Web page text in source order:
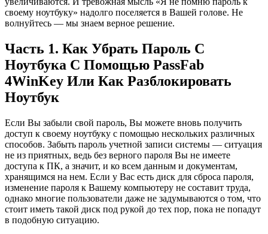
своему ноутбуку» надолго поселяется в Вашей голове. Не
волнуйтесь — мы знаем верное решение.
Часть 1. Как Убрать Пароль С
Ноутбука С Помощью PassFab
4WinKey Или Как Разблокировать
Ноутбук
Если Вы забыли свой пароль, Вы можете вновь получить
доступ к своему ноутбуку с помощью нескольких различных
способов. Забыть пароль учетной записи системы — ситуация
не из приятных, ведь без верного пароля Вы не имеете
доступа к ПК, а значит, и ко всем данным и документам,
хранящимся на нем. Если у Вас есть диск для сброса пароля,
изменение пароля к Вашему компьютеру не составит труда,
однако многие пользователи даже не задумываются о том, что
стоит иметь такой диск под рукой до тех пор, пока не попадут
в подобную ситуацию.